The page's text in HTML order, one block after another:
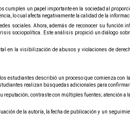
un papel importante en la sociedad al
lo cual afecta negativamente la calidad de la
sociales. Ahora, además de reconocer su función
sociopolítica. Este análisis propició un diálogo
en la visibilización de abusos y violaciones de
estudiantes describió un proceso que comienza
realizan búsquedas adicionales para
contraste con múltiples fuentes; atención
de la autoría, la fecha de publicación y un